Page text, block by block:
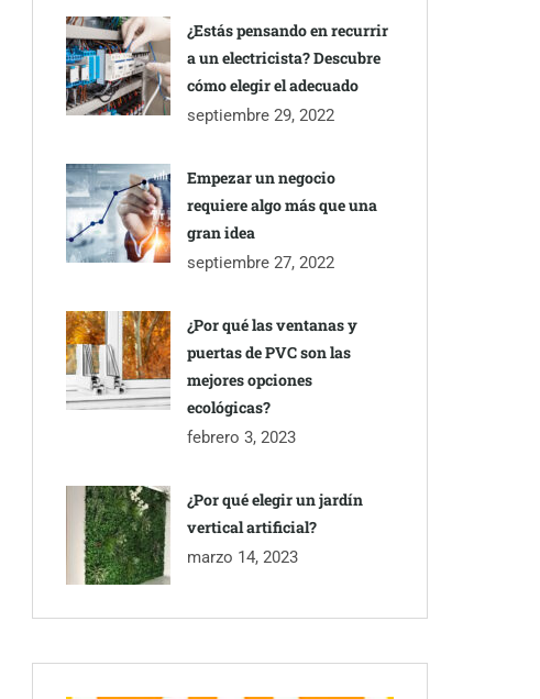
¿Estás pensando en recurrir
a un electricista? Descubre
cómo elegir el adecuado
septiembre 29, 2022
Empezar un negocio
requiere algo más que una
gran idea
septiembre 27, 2022
¿Por qué las ventanas y
puertas de PVC son las
mejores opciones
ecológicas?
febrero 3, 2023
¿Por qué elegir un jardín
vertical artificial?
marzo 14, 2023